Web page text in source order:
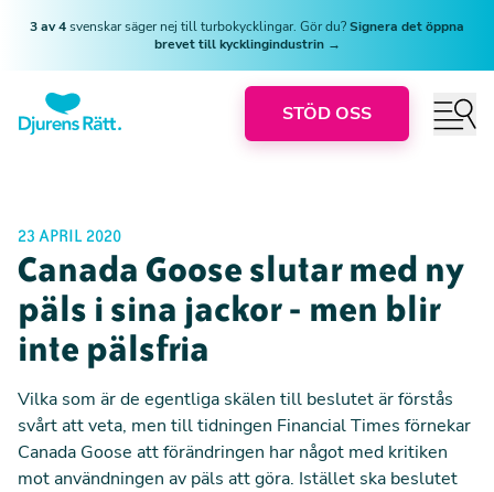
3 av 4svenskar säger nej till turbokycklingar. Gör du?Signera det öppna
brevet till kycklingindustrin →
STÖD OSS
23 APRIL 2020
Canada Goose slutar med ny
päls i sina jackor - men blir
inte pälsfria
Vilka som är de egentliga skälen till beslutet är förstås
svårt att veta, men till tidningen Financial Times förnekar
Canada Goose att förändringen har något med kritiken
mot användningen av päls att göra. Istället ska beslutet